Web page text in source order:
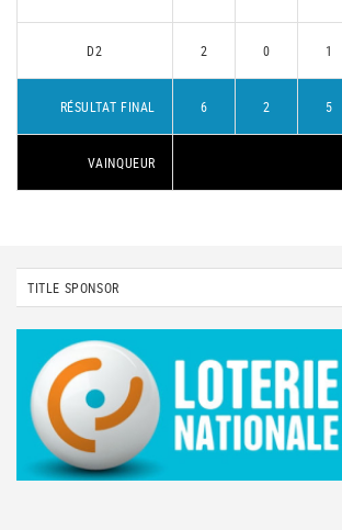
D2 2 0 1
RÉSULTAT FINAL 6 2 5
VAINQUEUR
TITLE SPONSOR